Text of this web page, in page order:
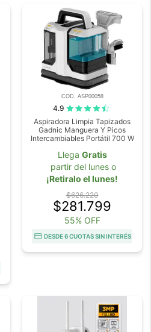
COD. ASP00058
4.9
Aspiradora Limpia Tapizados
Gadnic Manguera Y Picos
Intercambiables Portátil 700 W
Llega Gratis
partir del lunes o
¡Retiralo el lunes!
$626.220
$281.799
55% OFF
DESDE 6 CUOTAS SIN INTERÉS